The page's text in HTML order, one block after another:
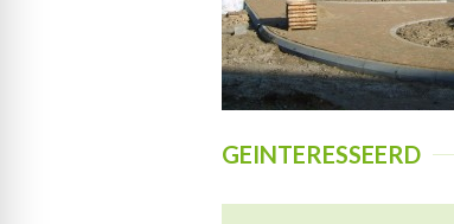
GEINTERESSEERD